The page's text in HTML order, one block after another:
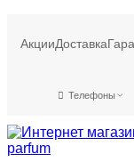
АкцииДоставка
Телефоны